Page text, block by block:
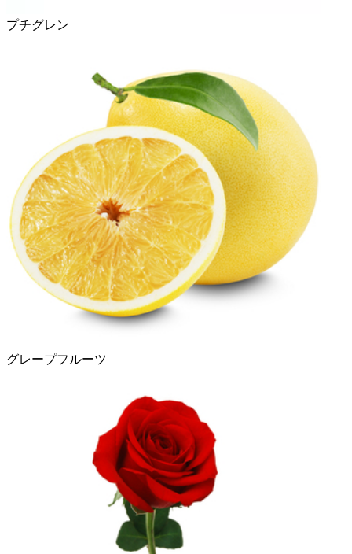
プチグレン
グレープフルーツ